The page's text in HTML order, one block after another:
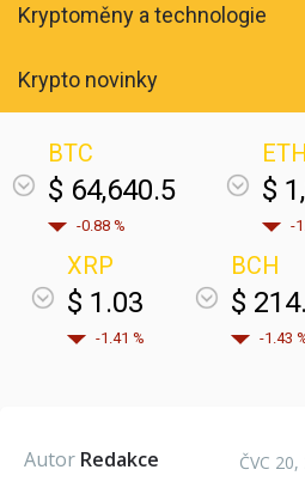
Kryptoměny a technologie
Krypto novinky
BTC
$ 64,640.5
-0.88 %
ETH
$
-
XRP
$ 1.03
-1.41 %
BCH
$
-1.43
Autor Redakce ČVC 20,